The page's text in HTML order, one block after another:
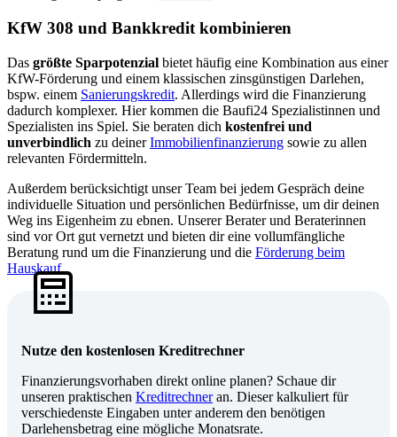
KfW 308 und Bankkredit kombinieren
Das größte Sparpotenzial bietet häufig eine Kombination aus einer
KfW-Förderung und einem klassischen zinsgünstigen Darlehen,
bspw. einem Sanierungskredit. Allerdings wird die Finanzierung
dadurch komplexer. Hier kommen die Baufi24 Spezialistinnen und
Spezialisten ins Spiel. Sie beraten dich kostenfrei und
unverbindlich zu deinerImmobilienfinanzierung sowie zu allen
relevanten Fördermitteln.
Außerdem berücksichtigt unser Team bei jedem Gespräch deine
individuelle Situation und persönlichen Bedürfnisse, um dir deinen
Weg ins Eigenheim zu ebnen. Unserer Berater und Beraterinnen
sind vor Ort gut vernetzt und bieten dir eine vollumfängliche
Beratung rund um die Finanzierung und die Förderung beim
Hauskauf.
Nutze den kostenlosen Kreditrechner
Finanzierungsvorhaben direkt online planen? Schaue dir
unseren praktischen Kreditrechneran. Dieser kalkuliert für
verschiedenste Eingaben unter anderem den benötigen
Darlehensbetrag eine mögliche Monatsrate.